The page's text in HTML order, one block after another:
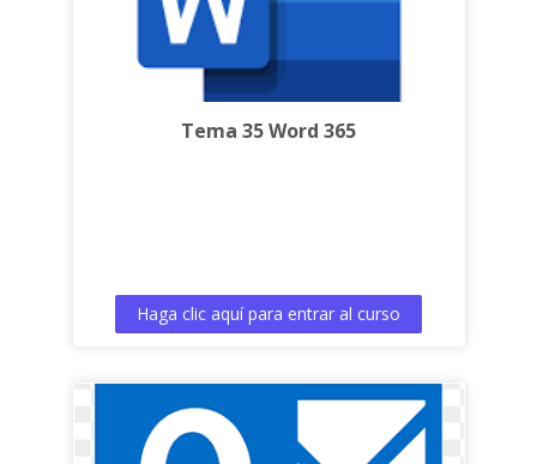
Tema 35 Word 365
Haga clic aquí para entrar al curso